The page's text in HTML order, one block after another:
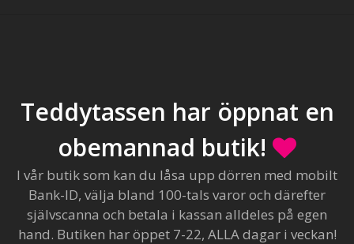
Teddytassen har öppnat en
obemannad butik!
I vår butik som kan du låsa upp dörren med mobilt
Bank-ID, välja bland 100-tals varor och därefter
självscanna och betala i kassan alldeles på egen
hand. Butiken har öppet 7-22, ALLA dagar i veckan!